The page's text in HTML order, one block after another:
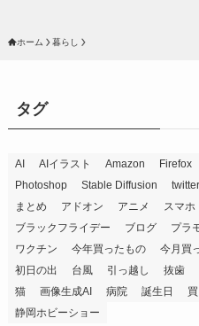
ホーム 暮らし
タグ
AI AIイラスト Amazon Firefox
Photoshop
Stable Diffusion twitter
まとめ
アドオン アニメ スマホ
ブラックフライデー
ブログ プラ
ワクチン
今年買ったもの 今月買
初日の出
台風 引っ越し 抜歯
猫
画像生成AI 病院 誕生日
静岡ホビーショー